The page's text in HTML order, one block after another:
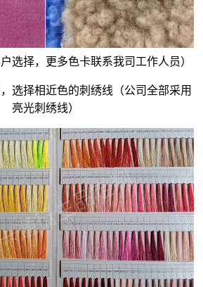
选择，更多色卡联系我司工作人员）
选择相近色的刺绣线（公司全部采用
亮光刺绣线）